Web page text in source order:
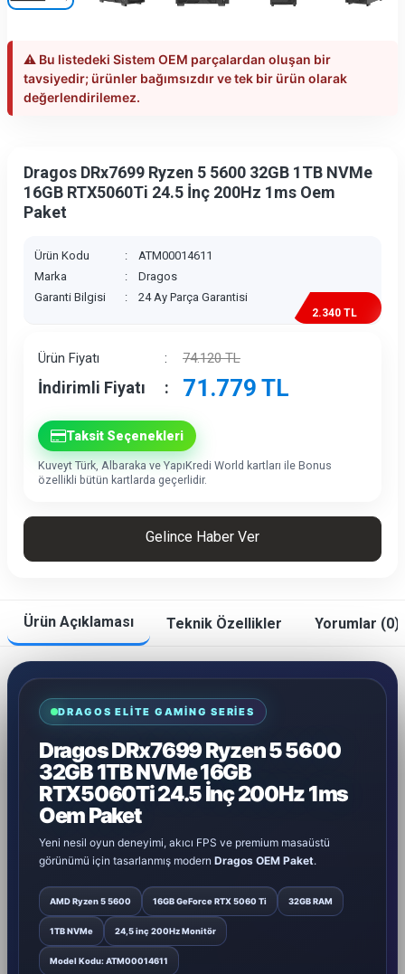
⚠️ Bu listedeki Sistem OEM parçalardan oluşan bir
tavsiyedir; ürünler bağımsızdır ve tek bir ürün olarak
değerlendirilemez.
Dragos DRx7699 Ryzen 5 5600 32GB 1TB NVMe
16GB RTX5060Ti 24.5 İnç 200Hz 1ms Oem
Paket
Ürün Kodu :
ATM00014611
Marka
:
Dragos
Garanti Bilgisi
: 24 Ay Parça Garantisi
2.340 TL
Ürün Fiyatı : 74.120TL
İndirimli Fiyatı : 71.779 TL
Taksit Seçenekleri
Kuveyt Türk, Albaraka ve YapıKredi World kartları ile Bonus
özellikli bütün kartlarda geçerlidir.
Gelince Haber Ver
Ürün Açıklaması Teknik Özellikler Yorumlar (0)
DRAGOS ELITE GAMING SERIES
Dragos DRx7699 Ryzen 5 5600
32GB 1TB NVMe 16GB
RTX5060Ti 24.5 İnç 200Hz 1ms
Oem Paket
Yeni nesil oyun deneyimi, akıcı FPS ve premium masaüstü
görünümü için tasarlanmış modern Dragos OEM Paket.
AMD Ryzen 5 5600 16GB GeForce RTX 5060 Ti 32GB RAM
1TB NVMe 24,5 inç 200Hz Monitör
Model Kodu: ATM00014611